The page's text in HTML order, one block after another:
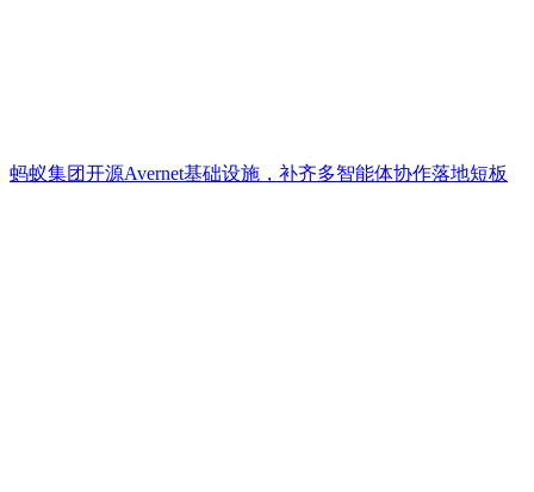
蚂蚁集团开源Avernet基础设施，补齐多智能体协作落地短板